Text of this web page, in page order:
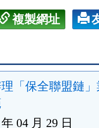
複製網址
「保全聯盟鏈
04 月 29 日